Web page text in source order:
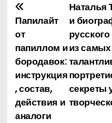
Н
а
в
и
г
а
Наталья
и
из
секреты
Папилайт
от
папиллом и
бородавок:
инструкция
, состав,
действия и
аналоги